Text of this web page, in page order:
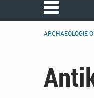
ARCHAEOLOGIE-